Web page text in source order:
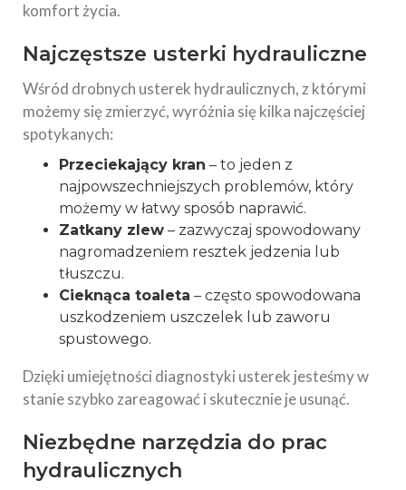
komfort życia.
Najczęstsze usterki hydrauliczne
Wśród drobnych usterek hydraulicznych, z którymi
możemy się zmierzyć, wyróżnia się kilka najczęściej
spotykanych:
Przeciekający kran – to jeden z
najpowszechniejszych problemów, który
możemy w łatwy sposób naprawić.
Zatkany zlew – zazwyczaj spowodowany
nagromadzeniem resztek jedzenia lub
tłuszczu.
Cieknąca toaleta – często spowodowana
uszkodzeniem uszczelek lub zaworu
spustowego.
Dzięki umiejętności diagnostyki usterek jesteśmy w
stanie szybko zareagować i skutecznie je usunąć.
Niezbędne narzędzia do prac
hydraulicznych